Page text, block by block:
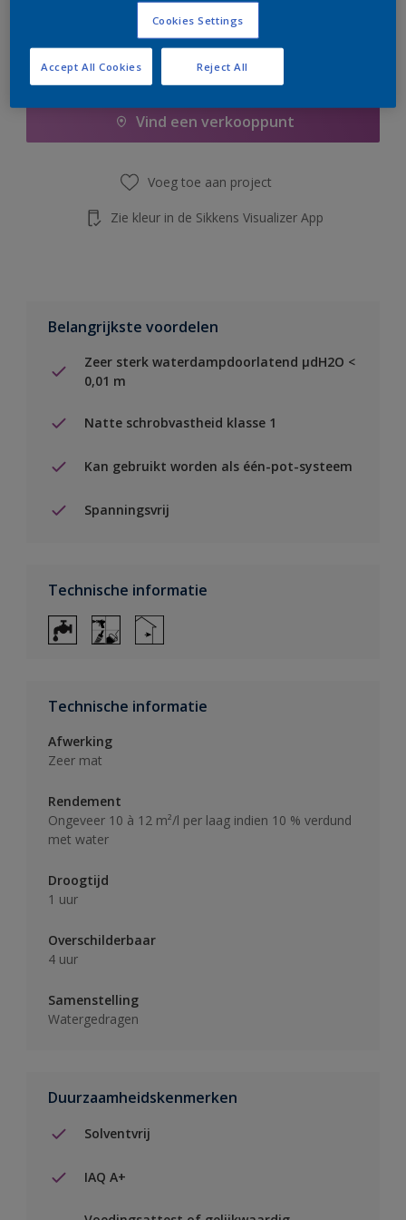
de knop hieronder.
Boodschappenlijst
Vind een verkooppunt
Voeg toe aan project
Zie kleur in de Sikkens Visualizer App
Belangrijkste voordelen
Zeer sterk waterdampdoorlatend µdH2O <
0,01 m
Natte schrobvastheid klasse 1
Kan gebruikt worden als één-pot-systeem
Spanningsvrij
Technische informatie
Technische informatie
Afwerking
Zeer mat
Rendement
Ongeveer 10 à 12 m²/l per laag indien 10 % verdund
met water
Droogtijd
1 uur
Overschilderbaar
4 uur
Samenstelling
Watergedragen
Duurzaamheidskenmerken
Solventvrij
IAQ A+
Cookies Settings
Reject All
Accept All Cookies